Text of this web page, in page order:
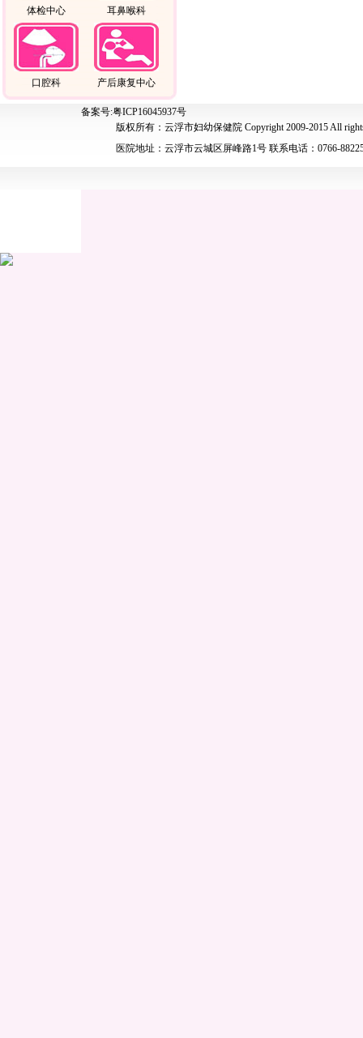
体检中心 耳鼻喉科
口腔科 产后康复中心
备案号:粤ICP16045937号
版权所有：云浮市妇幼保健院 Copyright 2009-2015 All
医院地址：云浮市云城区屏峰路1号 联系电话：0766-